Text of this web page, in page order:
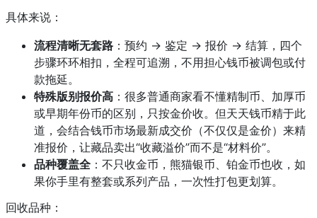
具体来说：
流程清晰无套路 ：预约 → 鉴定 → 报价 → 结算，四个
步骤环环相扣，全程可追溯，不用担心钱币被调包或付
款拖延。
特殊版别报价高 ：很多普通商家看不懂精制币、加厚币
或早期年份币的区别，只按金价收。但天天钱币精于此
道，会结合钱币市场最新成交价（不仅仅是金价）来精
准报价，让藏品卖出“收藏溢价”而不是“材料价”。
品种覆盖全 ：不只收金币，熊猫银币、铂金币也收，如
果你手里有整套或系列产品，一次性打包更划算。
回收品种：